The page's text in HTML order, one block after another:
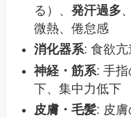
る）、発汗過多
微熱、倦怠感
消化器系: 食欲
神経・筋系: 手指
下、集中力低下
皮膚・毛髪: 皮